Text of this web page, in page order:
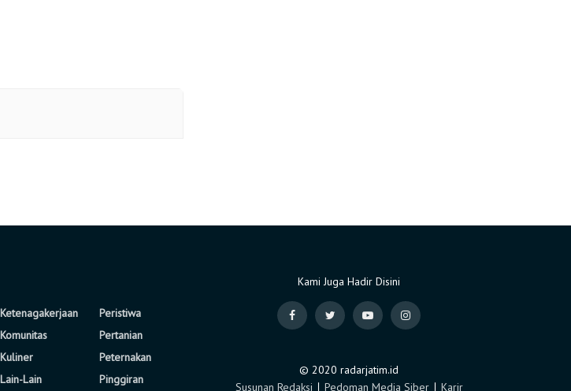
Ketenagakerjaan
Komunitas
Kuliner
Lain-Lain
Peristiwa
Pertanian
Peternakan
Pinggiran
Kami Juga Hadir Disini
© 2020 radarjatim.id
Susunan Redaksi ∣ Pedoman Media Siber∣ Karir